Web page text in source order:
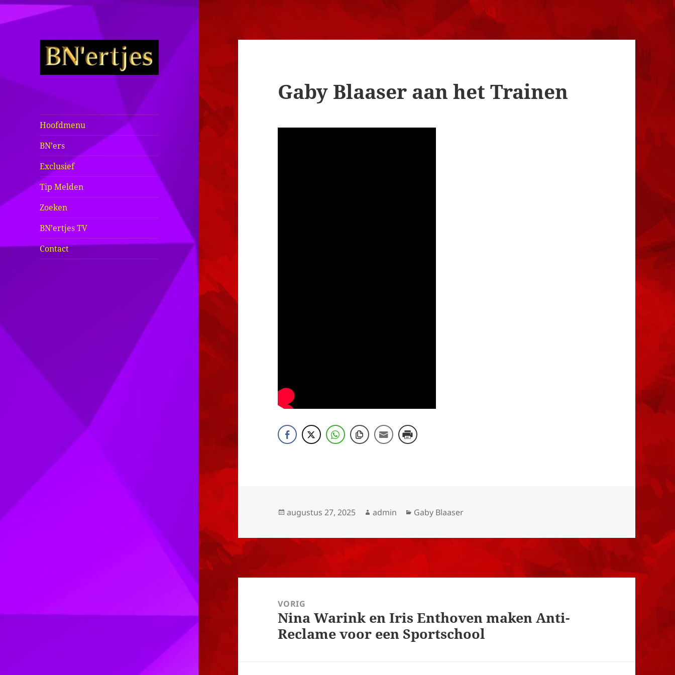
Sexy BN'ers /
Nederlanders
Half Naakt /
Bloot
Hoofdmenu
BN’ers
Exclusief
Tip Melden
Zoeken
BN’ertjes TV
Contact
Gaby Blaaser aan het Trainen
Geplaatst
augustus 27, 2025 Auteur
admin Categorieën
Gaby Blaaser
navigatieVORIG
Vorig
bericht:
Nina Warink en Iris Enthoven maken Anti-
Reclame voor een Sportschool